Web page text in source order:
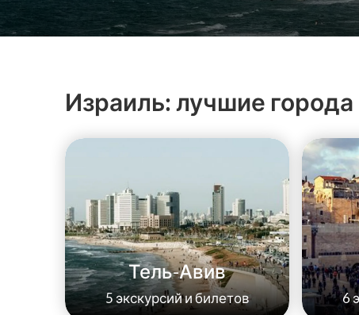
Израиль: лучшие города
Тель-Авив
5 экскурсий и билетов 6